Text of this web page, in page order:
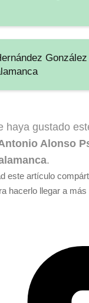
González
haya gustado
Alonso
.
este artículo
hacerlo llegar a